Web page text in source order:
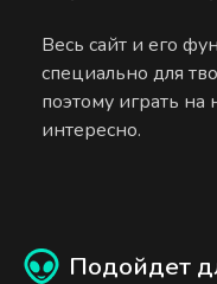
Весь сайт и его
специально для
поэтому играть
интересно.
Подойдет